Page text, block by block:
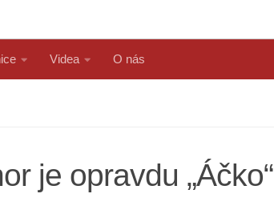
Videa O nás
je opravdu „Áčko“